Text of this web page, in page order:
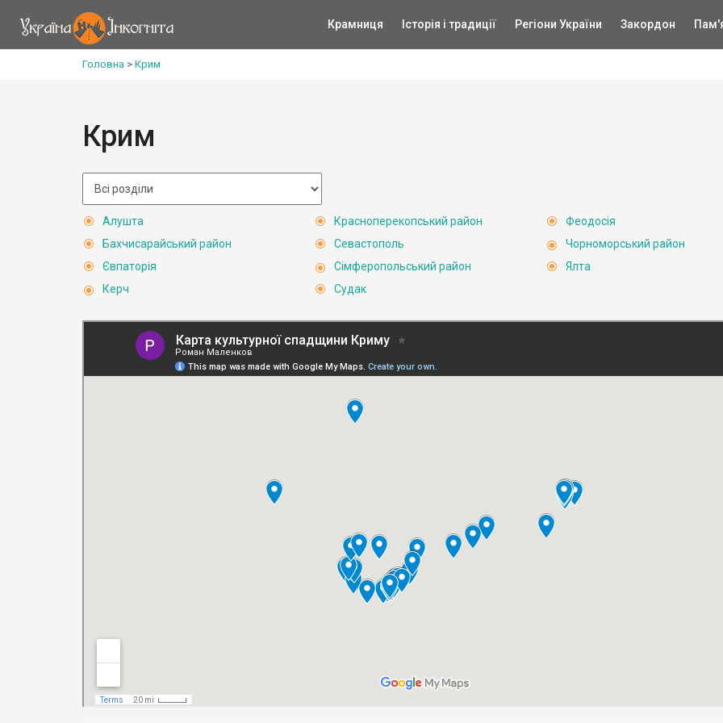
Крамниця Історія і традиції Регіони України Закордон
Головна > Крим
Крим
Алушта
Бахчисарайський район
Євпаторія
Керч
Красноперекопський район
Севастополь
Сімферопольський район
Судак
Феодосія
Чорноморський район
Ялта